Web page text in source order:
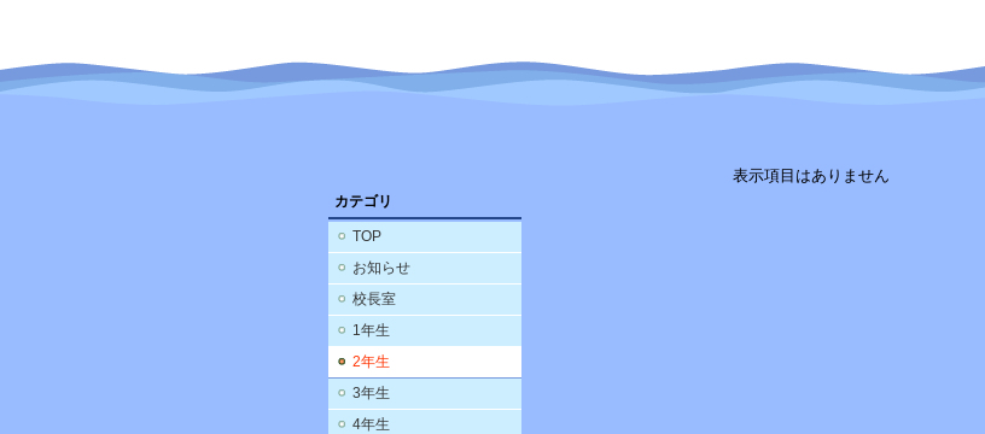
カテゴリ
TOP
お知らせ
校長室
1年生
2年生
3年生
4年生
表示項目はありません